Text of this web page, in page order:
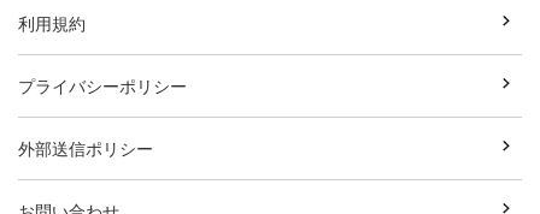
利用規約
プライバシーポリシー
外部送信ポリシー
お問い合わせ